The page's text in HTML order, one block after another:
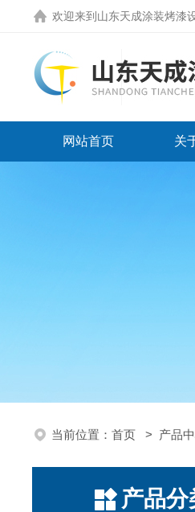
欢迎来到 山东天成涂装烤漆
网站首页 关
当前位置： 首页 > 产品
产品分